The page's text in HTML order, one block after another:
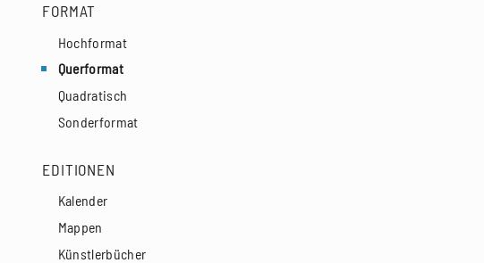
FORMAT
Hochformat
Querformat
Quadratisch
Sonderformat
EDITIONEN
Kalender
Mappen
Künstlerbücher